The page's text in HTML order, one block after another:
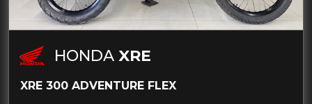
HONDA XRE
XRE 300 ADVENTURE FLEX